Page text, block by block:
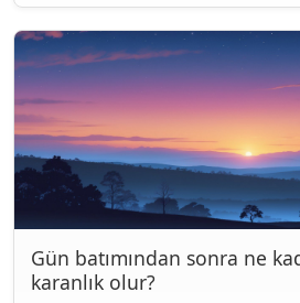
Gün batımından sonra ne
karanlık olur?